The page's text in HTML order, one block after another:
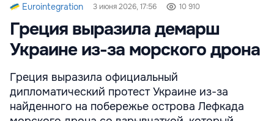
Eurointegration 3 июня 2026, 17:56 10 910
Греция выразила демарш
Украине из-за морского дрона
Греция выразила официальный
дипломатический протест Украине из-за
найденного на побережье острова Лефкада